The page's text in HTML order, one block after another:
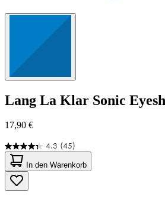
Lang La Klar Sonic
17,90 €
4.3 (45)
4.3
von
5
Sternen.
45
In den Warenkorb